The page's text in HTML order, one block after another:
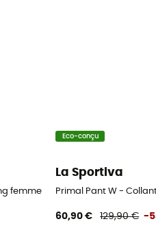
femme
Eco-conçu
La Sportiva
Primal Pant W -
60,90 € 129,90 € -